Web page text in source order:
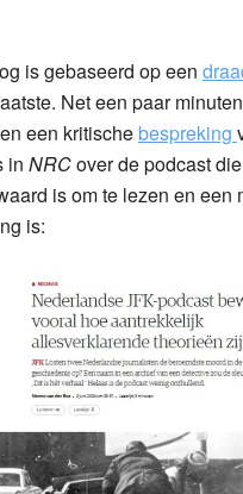
is gebaseerd op een
Net een paar
een kritische bespreking
in NRCover de podcast
is om te lezen en een
is: